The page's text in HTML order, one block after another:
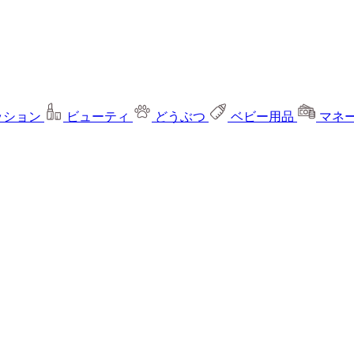
ョン ビューティ どうぶつ ベビー用品 マネ